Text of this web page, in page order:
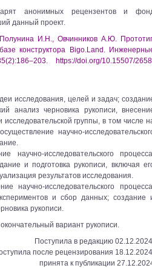
анонимных рецензентов и
данный проект.
И.Н., Овчинников А.Ю.
конструктора Bigo.Land.
https://doi.org/10.15507/
исследования, целей и задач;
анализ черновика рукописи,
группы, в том числе
научно-
исследовательского
и подготовка рукописи, включая
результатов исследования.
научно-исследовательского
и сбор данных; создание
рукописи.
вариант рукописи.
Поступила в редакцию
после рецензирования
принята к публикации